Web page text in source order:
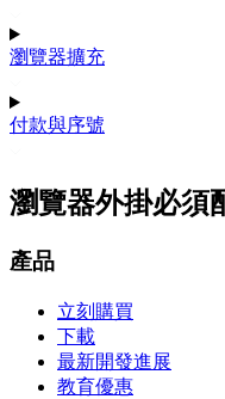
瀏覽器擴充
付款與序號
瀏覽器外掛必須
產品
立刻購買
下載
最新開發進展
教育優惠